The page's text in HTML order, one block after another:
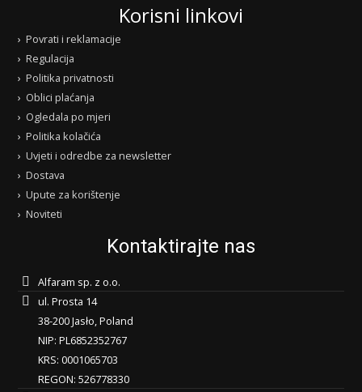
Korisni linkovi
Povrati i reklamacije
Regulacija
Politika privatnosti
Oblici plaćanja
Ogledala po mjeri
Politika kolačića
Uvjeti i odredbe za newsletter
Dostava
Upute za korištenje
Noviteti
Kontaktirajte nas
Alfaram sp. z o.o.
ul. Prosta 14
38-200 Jasło, Poland
NIP: PL6852352767
KRS: 0001065703
REGON: 526778330